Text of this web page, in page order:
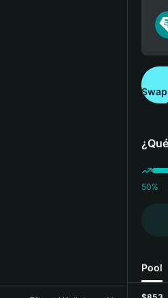
Swap
50%
Pool